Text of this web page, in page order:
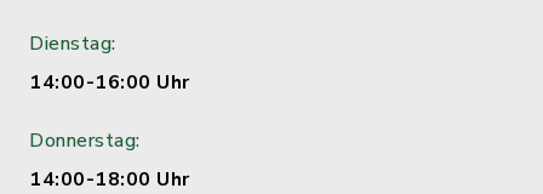
Dienstag:
14:00-16:00 Uhr
Donnerstag:
14:00-18:00 Uhr